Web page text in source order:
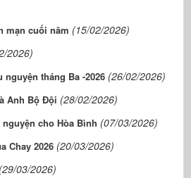
mạn cuối năm (15/02/2026)
2026)
tháng Ba -2026 (26/02/2026)
Anh Bộ Đội (28/02/2026)
nguyện cho Hòa Bình (07/03/2026)
Chay 2026 (20/03/2026)
(29/03/2026)